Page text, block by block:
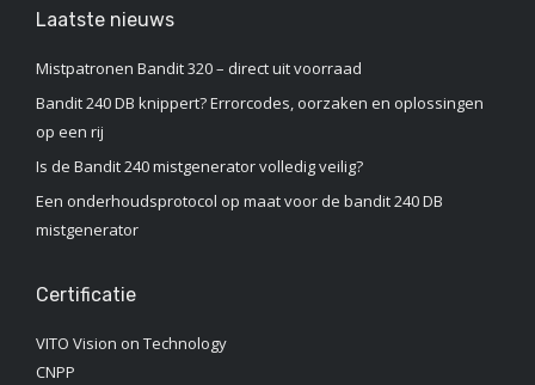
Laatste nieuws
Mistpatronen Bandit 320 – direct uit voorraad
Bandit 240 DB knippert? Errorcodes, oorzaken en oplossingen
op een rij
Is de Bandit 240 mistgenerator volledig veilig?
Een onderhoudsprotocol op maat voor de bandit 240 DB
mistgenerator
Certificatie
VITO Vision on Technology
CNPP